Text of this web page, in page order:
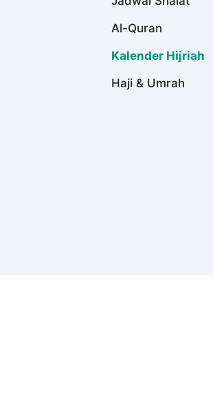
Al-Quran
Kalender Hijriah
Haji & Umrah